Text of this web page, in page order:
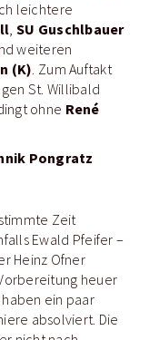
leichtere
, SU Guschlbauer
weiteren
(K). Zum Auftakt
St. Willibald
ohne René
Pongratz
Zeit
Ewald Pfeifer –
Heinz Ofner
heuer
ein paar
absolviert. Die